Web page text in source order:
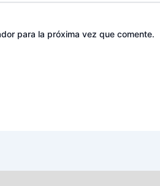
para la próxima vez que comente.